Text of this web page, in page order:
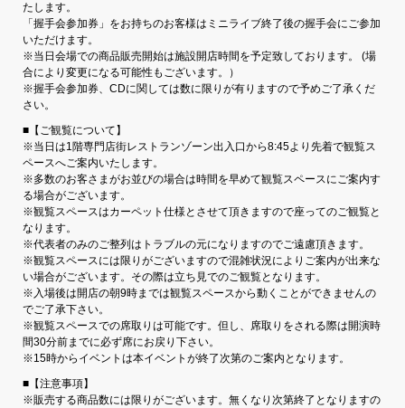
たします。
「握手会参加券」をお持ちのお客様はミニライブ終了後の握手会にご参加
いただけます。
※当日会場での商品販売開始は施設開店時間を予定致しております。 (場
合により変更になる可能性もございます。）
※握手会参加券、CDに関しては数に限りが有りますので予めご了承くだ
さい。
■【ご観覧について】
※当日は1階専門店街レストランゾーン出入口から8:45より先着で観覧ス
ペースへご案内いたします。
※多数のお客さまがお並びの場合は時間を早めて観覧スペースにご案内す
る場合がございます。
※観覧スペースはカーペット仕様とさせて頂きますので座ってのご観覧と
なります。
※代表者のみのご整列はトラブルの元になりますのでご遠慮頂きます。
※観覧スペースには限りがございますので混雑状況によりご案内が出来な
い場合がございます。その際は立ち見でのご観覧となります。
※入場後は開店の朝9時までは観覧スペースから動くことができませんの
でご了承下さい。
※観覧スペースでの席取りは可能です。但し、席取りをされる際は開演時
間30分前までに必ず席にお戻り下さい。
※15時からイベントは本イベントが終了次第のご案内となります。
■【注意事項】
※販売する商品数には限りがございます。無くなり次第終了となりますの